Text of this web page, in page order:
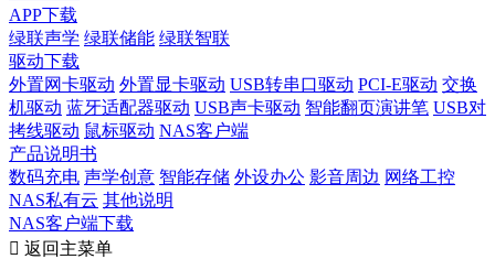
APP下载
绿联声学 绿联储能 绿联智联
驱动下载
外置网卡驱动 外置显卡驱动 USB转串口驱动 PCI-E驱动 交换
机驱动 蓝牙适配器驱动 USB声卡驱动 智能翻页演讲笔 USB对
拷线驱动 鼠标驱动 NAS客户端
产品说明书
数码充电 声学创意 智能存储 外设办公 影音周边 网络工控
NAS私有云 其他说明
NAS客户端下载
 返回主菜单